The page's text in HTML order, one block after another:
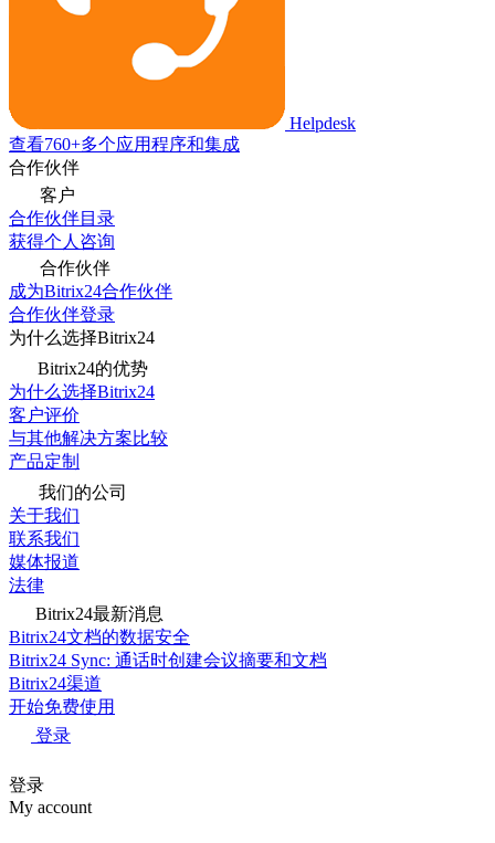
Helpdesk
查看760+多个应用程序和集成
合作伙伴
客户
合作伙伴目录
获得个人咨询
合作伙伴
成为Bitrix24合作伙伴
合作伙伴登录
为什么选择Bitrix24
Bitrix24的优势
为什么选择Bitrix24
客户评价
与其他解决方案比较
产品定制
我们的公司
关于我们
联系我们
媒体报道
法律
Bitrix24最新消息
Bitrix24文档的数据安全
Bitrix24 Sync: 通话时创建会议摘要和文档
Bitrix24渠道
开始免费使用
登录
登录
My account